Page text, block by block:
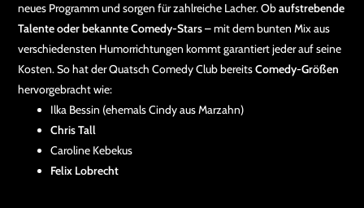
neues Programm und sorgen für zahlreiche Lacher. Obaufstrebende
Talente oder bekannte Comedy-Stars– mit dem bunten Mix aus
verschiedensten Humorrichtungen kommt garantiert jeder auf seine
Kosten. So hat der Quatsch Comedy Club bereitsComedy-Größen
hervorgebracht wie:
Ilka Bessin (ehemals Cindy aus Marzahn)
Chris Tall
Caroline Kebekus
Felix Lobrecht